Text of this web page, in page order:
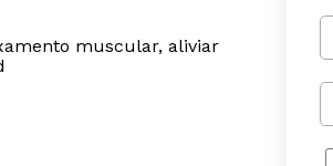
muscular, aliviar